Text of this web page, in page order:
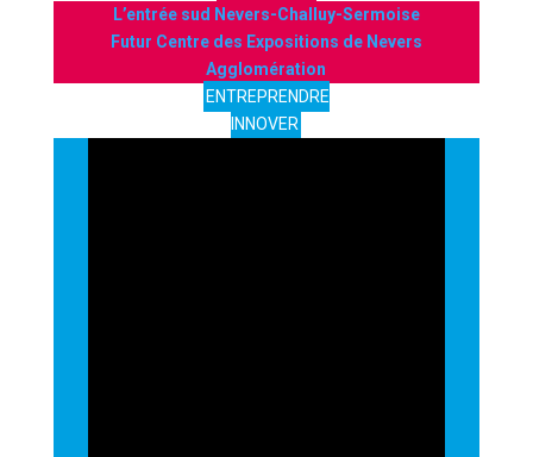
L’entrée sud Nevers-Challuy-Sermoise
Futur Centre des Expositions de Nevers
Agglomération
ENTREPRENDRE
INNOVER